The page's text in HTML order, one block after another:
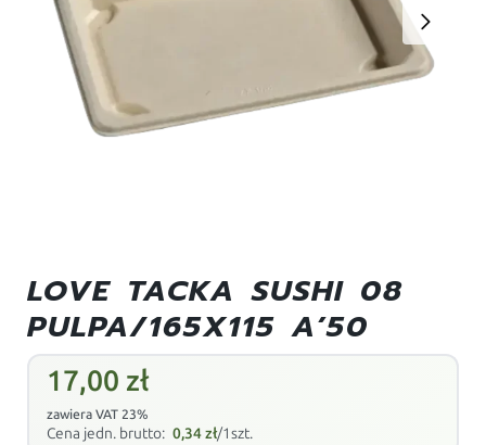
LOVE TACKA SUSHI 08
PULPA/165X115 A’50
17,00 zł
zawiera VAT 23%
Cena jedn. brutto: 0,34zł/1szt.